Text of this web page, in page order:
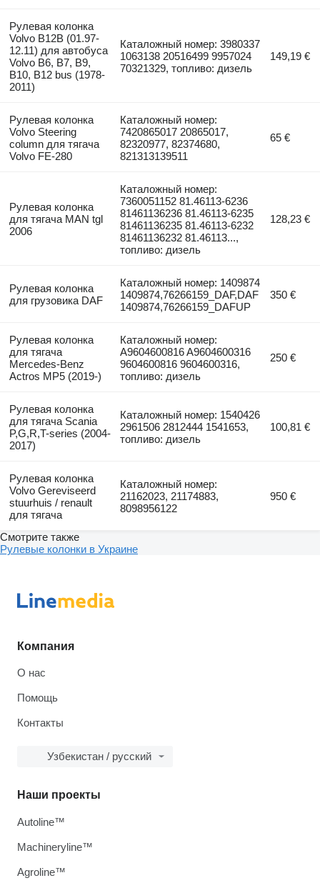
Рулевая колонка
Volvo B12B (01.97-
12.11) для автобуса
Volvo B6, B7, B9,
B10, B12 bus (1978-
2011)
Каталожный номер: 3980337
1063138 20516499 9957024
70321329, топливо: дизель
149,19 €
Рулевая колонка
Volvo Steering
column для тягача
Volvo FE-280
Каталожный номер:
7420865017 20865017,
82320977, 82374680,
821313139511
65 €
Рулевая колонка
для тягача MAN tgl
2006
Каталожный номер:
7360051152 81.46113-6236
81461136236 81.46113-6235
81461136235 81.46113-6232
81461136232 81.46113...,
топливо: дизель
128,23 €
Рулевая колонка
для грузовика DAF
Каталожный номер: 1409874
1409874,76266159_DAF,DAF
1409874,76266159_DAFUP
350 €
Рулевая колонка
для тягача
Mercedes-Benz
Actros MP5 (2019-)
Каталожный номер:
A9604600816 A9604600316
9604600816 9604600316,
топливо: дизель
250 €
Рулевая колонка
для тягача Scania
P,G,R,T-series (2004-
2017)
Каталожный номер: 1540426
2961506 2812444 1541653,
топливо: дизель
100,81 €
Рулевая колонка
Volvo Gereviseerd
stuurhuis / renault
для тягача
Каталожный номер:
21162023, 21174883,
8098956122
950 €
Смотрите также
Рулевые колонки в Украине
Компания
О нас
Помощь
Контакты
Узбекистан / русский
Наши проекты
Autoline™
Machineryline™
Agroline™